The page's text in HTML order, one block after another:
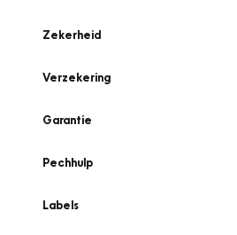
Zekerheid
Verzekering
Garantie
Pechhulp
Labels